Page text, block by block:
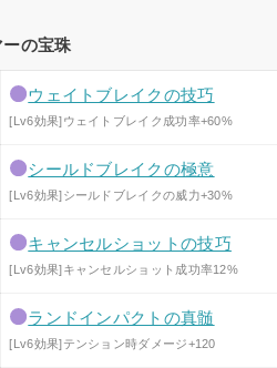
の宝珠
ウェイトブレイクの技巧
[Lv6効果]ウェイトブレイク成功率+60%
シールドブレイクの極意
[Lv6効果]シールドブレイクの威力+30%
キャンセルショットの技巧
[Lv6効果]キャンセルショット成功率12%
ランドインパクトの真髄
[Lv6効果]テンション時ダメージ+120